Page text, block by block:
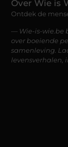
Over Wie is
Ontdek de
— Wie-is-wie.be
over boeiende
samenleving.
levensverhalen,